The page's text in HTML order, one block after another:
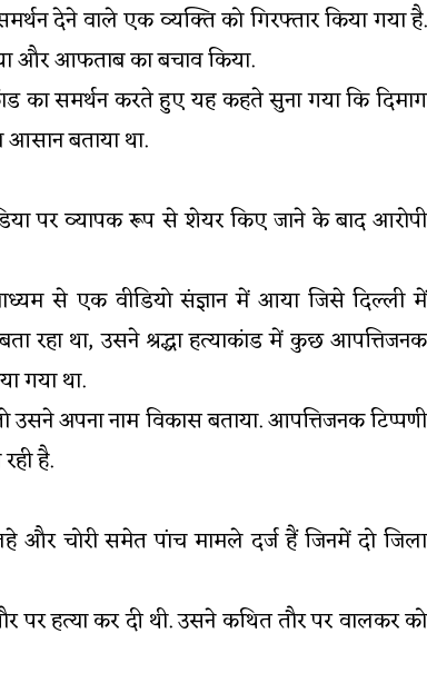
देने वाले एक व्यक्ति को गिरफ्तार किया गया है.
और आफताब का बचाव किया.
का समर्थन करते हुए यह कहते सुना गया कि दिमाग
बताया था.
पर व्यापक रूप से शेयर किए जाने के बाद आरोपी
से एक वीडियो संज्ञान में आया जिसे दिल्ली में
रहा था, उसने श्रद्धा हत्‍याकांड में कुछ आपत्तिजनक
गया था.
अपना नाम विकास बताया. आपत्तिजनक टिप्पणी
है.
चोरी समेत पांच मामले दर्ज हैं जिनमें दो जिला
पर हत्या कर दी थी. उसने कथित तौर पर वालकर को